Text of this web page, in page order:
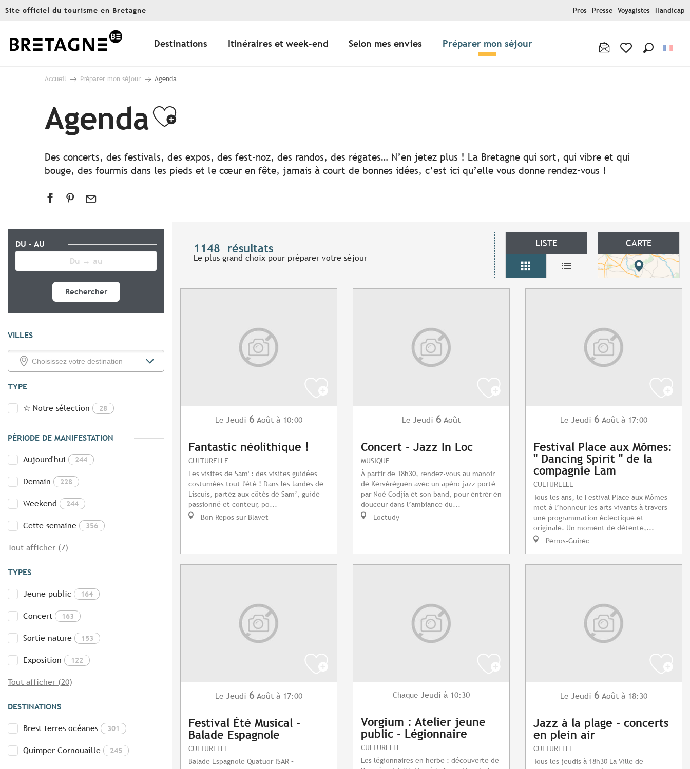
Aller
principal
Site officiel du tourisme en Bretagne Pros Presse Voyagistes Handicap
Destinations Itinéraires et week-end Selon mes envies Préparer mon séjour
Accueil Préparer mon séjour Agenda
AgendaAjouter aux favoris
Des concerts, des festivals, des expos, des fest-noz, des randos, des régates… N’en jetez plus ! La Bretagne qui sort, qui vibre et qui
bouge, des fourmis dans les pieds et le cœur en fête, jamais à court de bonnes idées, c’est ici qu’elle vous donne rendez-vous !
DU - AU
Rechercher
VILLES
TYPE
☆ Notre sélection 28
PÉRIODE DE MANIFESTATION
Aujourd'hui 244
Demain 228
Weekend 244
Cette semaine 356
Tout afficher (7)
TYPES
Jeune public 164
Concert 163
Sortie nature 153
Exposition 122
Tout afficher (20)
DESTINATIONS
Brest terres océanes 301
Quimper Cornouaille 245
1148 résultats
Le plus grand choix pour préparer votre séjour
LISTE CARTE
Le Jeudi 6 Août à 10:00
Fantastic néolithique !
CULTURELLE
Les visites de Sam' : des visites guidées
costumées tout l'été ! Dans les landes de
Liscuis, partez aux côtés de Sam’, guide
passionné et conteur, po...
Bon Repos sur Blavet
Le Jeudi 6 Août
Concert - Jazz In Loc
MUSIQUE
À partir de 18h30, rendez-vous au manoir
de Kervéréguen avec un apéro jazz porté
par Noé Codjia et son band, pour entrer en
douceur dans l’ambiance du...
Loctudy
Le Jeudi 6 Août à 17:00
Festival Place aux Mômes:
" Dancing Spirit " de la
compagnie Lam
CULTURELLE
Tous les ans, le Festival Place aux Mômes
met à l’honneur les arts vivants à travers
une programmation éclectique et
originale. Un moment de détente,...
Perros-Guirec
Le Jeudi 6 Août à 17:00
Festival Été Musical -
Balade Espagnole
CULTURELLE
Balade Espagnole Quatuor ISAR –
Chaque Jeudi à 10:30
Vorgium : Atelier jeune
public - Légionnaire
CULTURELLE
Les légionnaires en herbe : découverte de
Le Jeudi 6 Août à 18:30
Jazz à la plage - concerts
en plein air
CULTURELLE
Tous les jeudis à 18h30 La Ville de